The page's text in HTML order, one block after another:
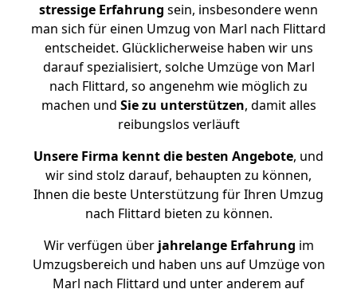
stressige Erfahrung sein, insbesondere wenn
man sich für einen Umzug von Marl nach Flittard
entscheidet. Glücklicherweise haben wir uns
darauf spezialisiert, solche Umzüge von Marl
nach Flittard, so angenehm wie möglich zu
machen und Sie zu unterstützen, damit alles
reibungslos verläuft
Unsere Firma kennt die besten Angebote, und
wir sind stolz darauf, behaupten zu können,
Ihnen die beste Unterstützung für Ihren Umzug
nach Flittard bieten zu können.
Wir verfügen überjahrelange Erfahrung im
Umzugsbereich und haben uns auf Umzüge von
Marl nach Flittard und unter anderem auf